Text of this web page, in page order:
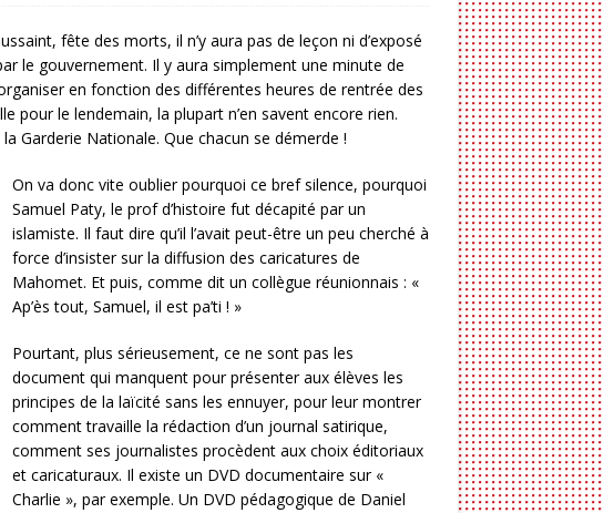
fête des morts, il n’y aura pas de leçon ni d’exposé
le gouvernement. Il y aura simplement une minute de
en fonction des différentes heures de rentrée des
pour le lendemain, la plupart n’en savent encore rien.
Garderie Nationale. Que chacun se démerde !
On va donc vite oublier pourquoi ce bref silence, pourquoi
Samuel Paty, le prof d’histoire fut décapité par un
islamiste. Il faut dire qu’il l’avait peut-être un peu cherché à
force d’insister sur la diffusion des caricatures de
Mahomet. Et puis, comme dit un collègue réunionnais : «
Ap’ès tout, Samuel, il est pa’ti ! »
Pourtant, plus sérieusement, ce ne sont pas les
document qui manquent pour présenter aux élèves les
principes de la laïcité sans les ennuyer, pour leur montrer
comment travaille la rédaction d’un journal satirique,
comment ses journalistes procèdent aux choix éditoriaux
et caricaturaux. Il existe un DVD documentaire sur «
Charlie », par exemple. Un DVD pédagogique de Daniel